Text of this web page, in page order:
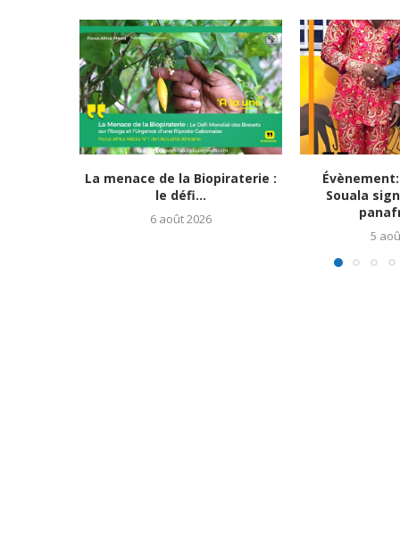
La menace de la Biopiraterie :
le défi...
6 août 2026
Souala
5